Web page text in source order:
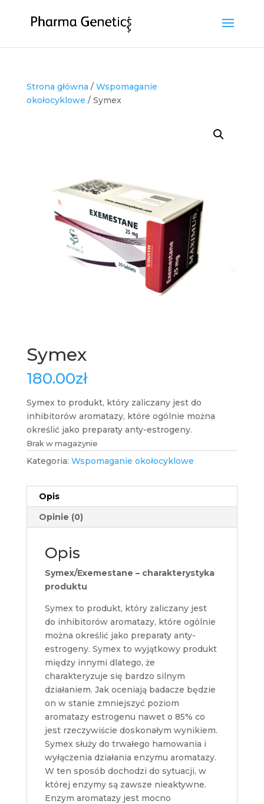
Strona główna / Wspomaganie
okołocyklowe / Symex
Symex
180.00zł
Symex to produkt, który zaliczany jest do
inhibitorów aromatazy, które ogólnie można
określić jako preparaty anty-estrogeny.
Brak w magazynie
Kategoria: Wspomaganie okołocyklowe
Opis
Opinie (0)
Opis
Symex/Exemestane – charakterystyka
produktu
Symex to produkt, który zaliczany jest
do inhibitorów aromatazy, które ogólnie
można określić jako preparaty anty-
estrogeny. Symex to wyjątkowy produkt
między innymi dlatego, że
charakteryzuje się bardzo silnym
działaniem. Jak oceniają badacze będzie
on w stanie zmniejszyć poziom
aromatazy estrogenu nawet o 85% co
jest rzeczywiście doskonałym wynikiem.
Symex służy do trwałego hamowania i
wyłączenia działania enzymu aromatazy.
W ten sposób dochodzi do sytuacji, w
której enzymy są zawsze nieaktywne.
Enzym aromatazy jest mocno